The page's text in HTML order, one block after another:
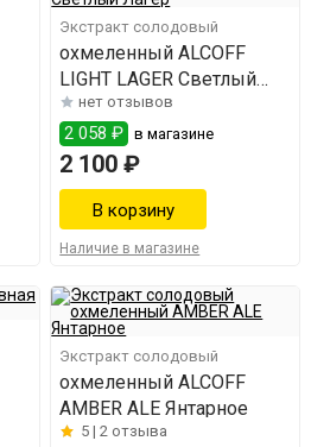
Экстракт солодовый
охмеленный ALCOFF
LIGHT LAGER Светлый
Лагер
нет отзывов
2 058 ₽ в магазине
2 100 ₽
Наличие в магазине
Экстракт солодовый
охмеленный ALCOFF
AMBER ALE Янтарное
5 |2 отзыва